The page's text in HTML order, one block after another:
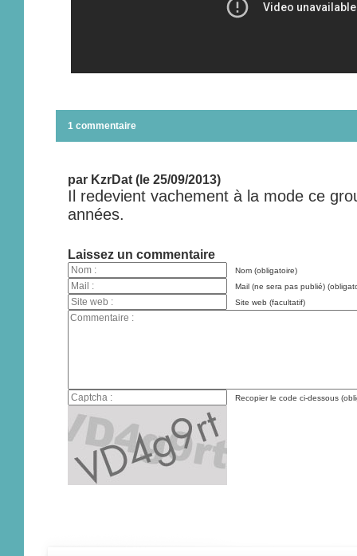
1 commentaire
par KzrDat (le 25/09/2013)
Il redevient vachement à la mode ce
années.
Laissez un commentaire
Nom (obligatoire)
Mail (ne sera pas publié)
Site web (facultatif)
Recopier le code ci-dessous